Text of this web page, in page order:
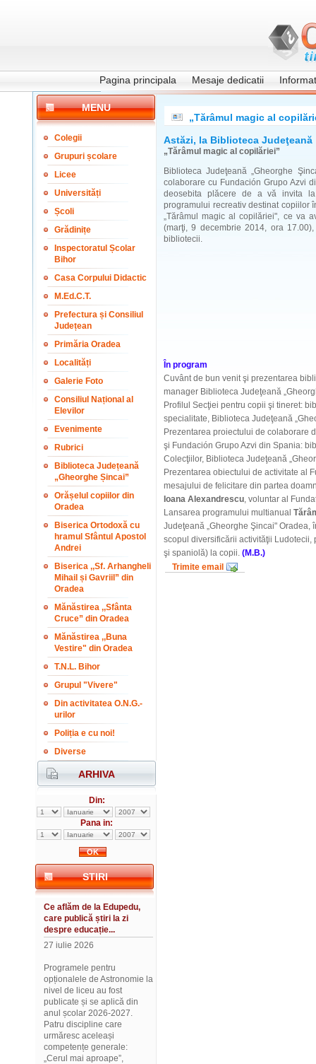
Pagina principala Mesaje dedicatii
MENU
Colegii
Grupuri școlare
Licee
Universități
Școli
Grădinițe
Inspectoratul Școlar
Bihor
Casa Corpului Didactic
M.Ed.C.T.
Prefectura și Consiliul
Județean
Primăria Oradea
Localități
Galerie Foto
Consiliul Național al
Elevilor
Evenimente
Rubrici
Biblioteca Județeană
„Gheorghe Șincai”
Orășelul copiilor din
Oradea
Biserica Ortodoxă cu
hramul Sfântul Apostol
Andrei
Biserica ,,Sf. Arhangheli
Mihail și Gavriil” din
Oradea
Mănăstirea ,,Sfânta
Cruce” din Oradea
Mănăstirea ,,Buna
Vestire" din Oradea
T.N.L. Bihor
Grupul "Vivere"
Din activitatea O.N.G.-
urilor
Poliția e cu noi!
Diverse
ARHIVA
Din:
Pana in:
STIRI
Ce aflăm de la Edupedu,
care publică știri la zi
despre educație...
27 iulie 2026
Programele pentru
opționalele de Astronomie la
nivel de liceu au fost
publicate și se aplică din
anul școlar 2026-2027.
Patru discipline care
urmăresc aceleași
competențe generale:
„Cerul mai aproape”,
„Tărâmul magic al
Astăzi, la Biblioteca Judeţeană
„Tărâmul magic al copilăriei”
Biblioteca Judeţeană „Gheorghe
colaborare cu Fundación Grupo Azvi
deosebita plăcere de a vă invita la
programului recreativ destinat copiilor
„Tărâmul magic al copilăriei", ce va
(marţi, 9 decembrie 2014, ora
bibliotecii.
În program
Cuvânt de bun venit şi prezentarea
manager Biblioteca Judeţeană
Profilul Secţiei pentru copii şi tineret:
specialitate, Biblioteca Judeţeană
Prezentarea proiectului de colaborare
şi Fundación Grupo Azvi din Spania:
Colecţiilor, Biblioteca Judeţeană
Prezentarea obiectului de activitate al
mesajului de felicitare din partea
Ioana Alexandrescu, voluntar al
Lansarea programului multianual
Judeţeană „Gheorghe Şincai"
scopul diversificării activităţii
şi spaniolă) la copii. (M.B.)
Trimite email